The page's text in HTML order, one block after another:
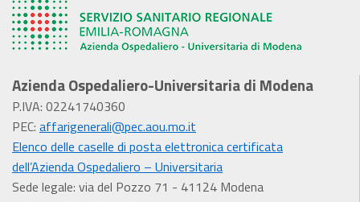
Azienda Ospedaliero-Universitaria di Modena
P.IVA: 02241740360
PEC: affarigenerali@pec.aou.mo.it
Elenco delle caselle di posta elettronica certificata
dell’Azienda Ospedaliero – Universitaria
Sede legale: via del Pozzo 71 - 41124 Modena